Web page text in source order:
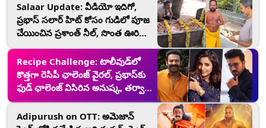
Salaar Update: వీడియో ఇదిగో,
ప్రభాస్ సలార్ హిట్ కోసం గుడిలో పూజ
చేయించిన ప్రశాంత్ నీల్, సొంత ఊరిలో
కృష్ణాష్టమి వేడుకల్లో దర్శకుడు
Recipe Challenge: టాలీవుడ్‌లో
కొత్తగా రెసిపీ ఛాలెంజ్ వైరల్, ప్రభాస్‌కు
ఫుడ్ ఛాలెంజ్ విసిరిన అనుష్క, తర్వాత
రాంచరణ్‌కు ఛాలెంజ్ విసిరిన రెబల్ స్టార్,
చెర్రీ ఎవరికి విసిరారంటే..
Adipurush on OTT: అమెజాన్